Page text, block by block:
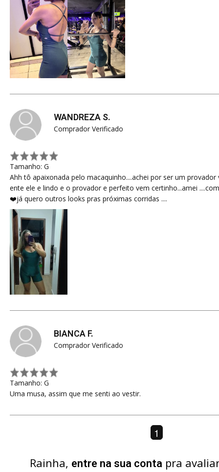
WANDREZA S.
Comprador Verificado
Tamanho: G
Ahh tô apaixonada pelo macaquinho....achei por ser um provador
ente ele e lindo e o provador e perfeito vem certinho...amei
❤️já quero outros looks pras próximas corridas ....
BIANCA F.
Comprador Verificado
Tamanho: G
Uma musa, assim que me senti ao vestir.
1
Rainha, entre na sua conta pra